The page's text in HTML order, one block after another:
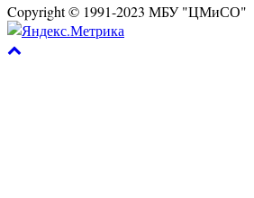
Copyright © 1991-2023 МБУ "ЦМиСО"